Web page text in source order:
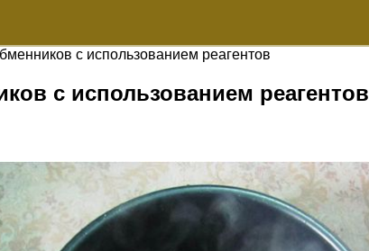
с использованием реагентов
с использованием реагентов